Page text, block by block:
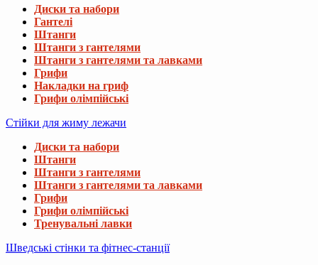
Диски та набори
Гантелі
Штанги
Штанги з гантелями
Штанги з гантелями та лавками
Грифи
Накладки на гриф
Грифи олімпійські
Стійки для жиму лежачи
Диски та набори
Штанги
Штанги з гантелями
Штанги з гантелями та лавками
Грифи
Грифи олімпійські
Тренувальні лавки
Шведські стінки та фітнес-станції